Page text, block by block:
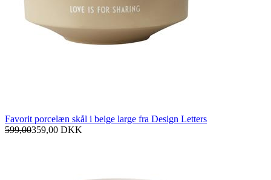
Favorit porcelæn skål i beige large fra Design Letters
599,00359,00 DKK